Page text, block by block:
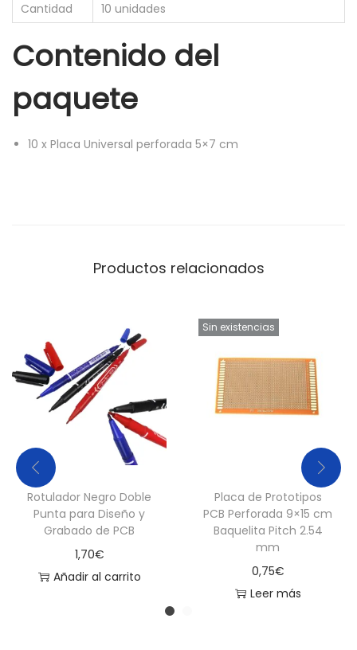
Cantidad
10 unidades
Contenido del
paquete
10 x Placa Universal perforada 5×7 cm
Productos relacionados
Rotulador Negro Doble
Punta para Diseño y
Grabado de PCB
1,70€
Añadir al carrito
Sin existencias
Placa de Prototipos
PCB Perforada 9×15 cm
Baquelita Pitch 2.54
mm
0,75€
Leer más